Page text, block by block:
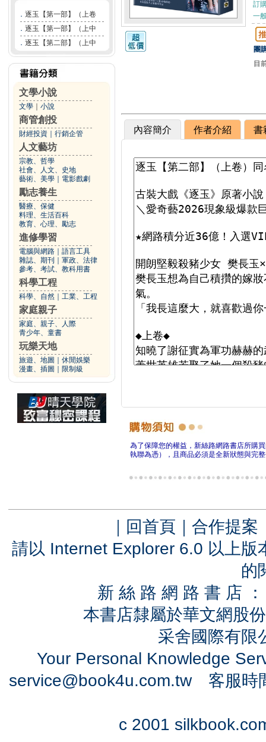
． 逐玉【第一部】（上卷
． 逐玉【第一部】（上中
． 逐玉【第二部】（上中
文學小說
文學 小說
商管創投
財經投資 行銷企管
人文藝坊
宗教、哲學
社會、人文、史地
藝術、美學
電影戲劇
勵志養生
醫療、保健
料理、生活百科
教育、心理、勵志
進修學習
電腦與網路
語言工具
雜誌、期刊
軍政、法律
參考、考試、教科用書
科學工程
科學、自然 工業、工程
家庭親子
家庭、親子、人際
青少年、童書
玩樂天地
旅遊、地圖
休閒娛樂
漫畫、插圖
限制級
訂
一
團
目
內容簡介 作者介紹 書
為了保障您的權益，新絲路網路書店所購
執聯為憑），且商品必須是全新狀態與完
｜ 回首頁 ｜ 合作提案
請以 Internet Explorer 6.0 以上
的
新 絲 路 網 路 書 店
本書店隸屬於華文網股
采舍國際有
Your Personal Knowledge
service@book4u.com.tw客服時
c 2001